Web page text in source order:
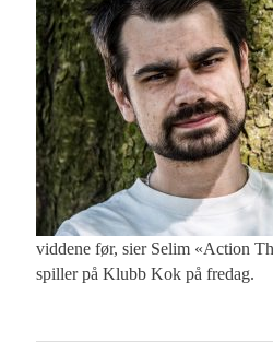
viddene før, sier Selim «Action
spiller på Klubb Kok på fredag.